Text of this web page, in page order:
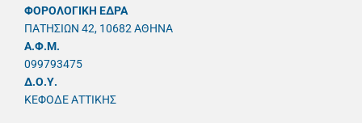
ΦΟΡΟΛΟΓΙΚΗ ΕΔΡΑ
ΠΑΤΗΣΙΩΝ 42, 10682 ΑΘΗΝΑ
A.Φ.Μ.
099793475
Δ.Ο.Υ.
ΚΕΦΟΔΕ ΑΤΤΙΚΗΣ